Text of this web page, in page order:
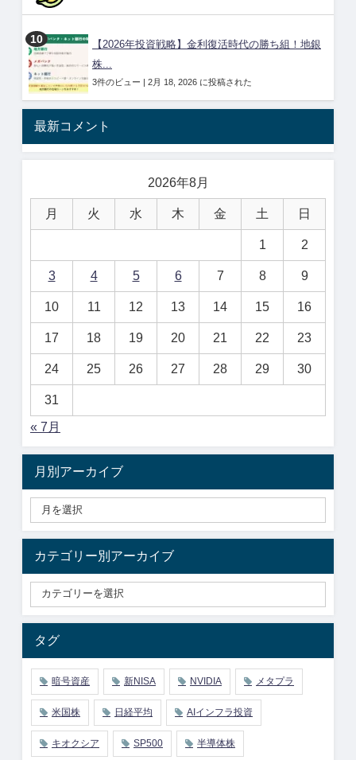
【2026年投資戦略】金利復活時代の勝ち組！地銀
株...
3件のビュー 2月 18, 2026 に投稿された
最新コメント
2026年8月
月 火 水 木 金 土 日
1 2
3 4 5 6 7 8 9
10 11 12 13 14 15 16
17 18 19 20 21 22 23
24 25 26 27 28 29 30
31
« 7月
月別アーカイブ
カテゴリー別アーカイブ
タグ
暗号資産 新NISA NVIDIA メタプラ
米国株 日経平均 AIインフラ投資
キオクシア SP500 半導体株